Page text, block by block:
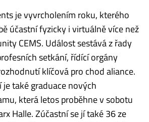
je vyvrcholením roku, kterého
účastní fyzicky i virtuálně více než
CEMS. Událost sestává z řady
setkání, řídící orgány
klíčová pro chod aliance.
také graduace nových
která letos proběhne v sobotu
Halle. Zúčastní se jí také 36 ze